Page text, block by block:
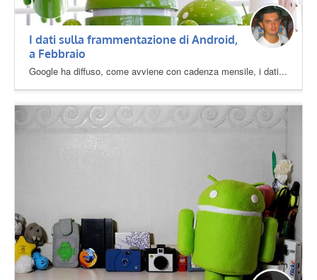
I dati sulla frammentazione di Android,
a Febbraio
Google ha diffuso, come avviene con cadenza mensile, i dati...